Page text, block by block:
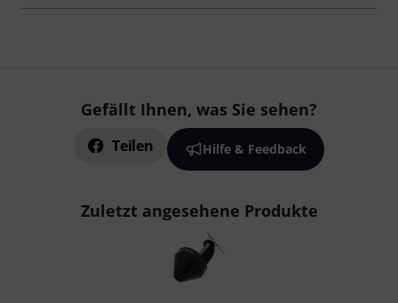
Gefällt Ihnen, was Sie sehen?
Teilen Hilfe & Feedback
Zuletzt angesehene Produkte